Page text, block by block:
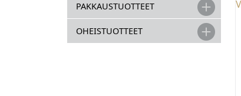
PAKKAUSTUOTTEET
OHEISTUOTTEET